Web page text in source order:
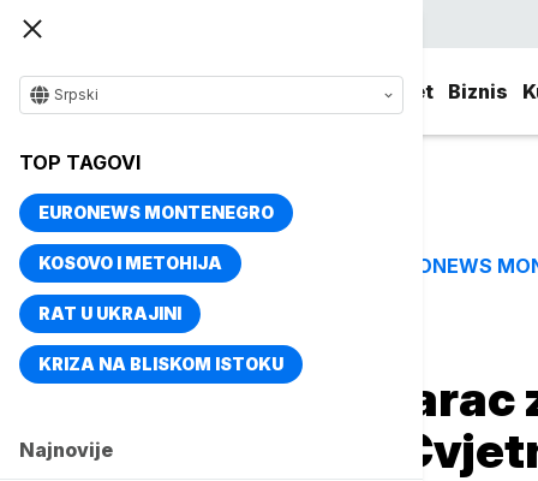
Svet Biznis
Srpski
TOP TAGOVI
EURONEWS MONTENEGRO
KOSOVO I METOHIJA
RAT U UKRAJINI
KRIZA NA BLISKOM ISTOKU
Najnovije
TOP TAGOVI EURONEWS
Naslovna Evropa
Uhapšen muškarac
hrama SPC na